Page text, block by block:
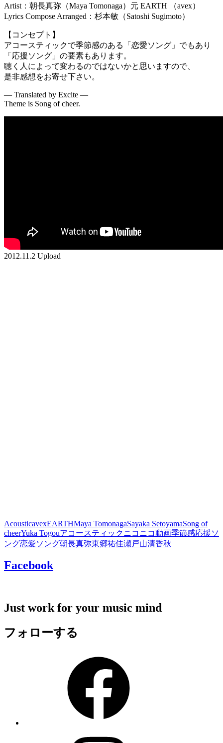
Artist：朝長真弥（Maya Tomonaga）元 EARTH （avex）
Lyrics Compose Arranged：杉本敏（Satoshi Sugimoto）
【コンセプト】
アコースティックで季節感のある「恋愛ソング」でもあり
「応援ソング」の要素もあります。
聴く人によって変わるのではないかと思いますので、
是非感想をお寄せ下さい。
— Translated by Excite —
Theme is Song of cheer.
2012.11.2 Upload
AcousticavexEARTHMaya TomonagaSayaka SetoyamaSong of
cheerYuka Togouアコースティックニコニコ動画季節感応援ソ
ング恋愛ソング朝長真弥東郷祐佳瀬戸山清香秋
Facebook
Just work for your music mind
フォローする